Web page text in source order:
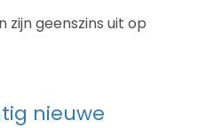
geenszins uit op
nieuwe